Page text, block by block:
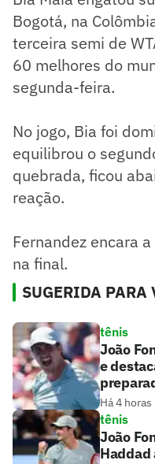
Bogotá, na
terceira semi de
60 melhores do
segunda-feira.
No jogo, Bia foi
equilibrou o
quebrada, ficou
reação.
Fernandez encara
na final.
SUGERIDA PARA
tênis
João
e
Há 4 horas
tênis
João
Haddad